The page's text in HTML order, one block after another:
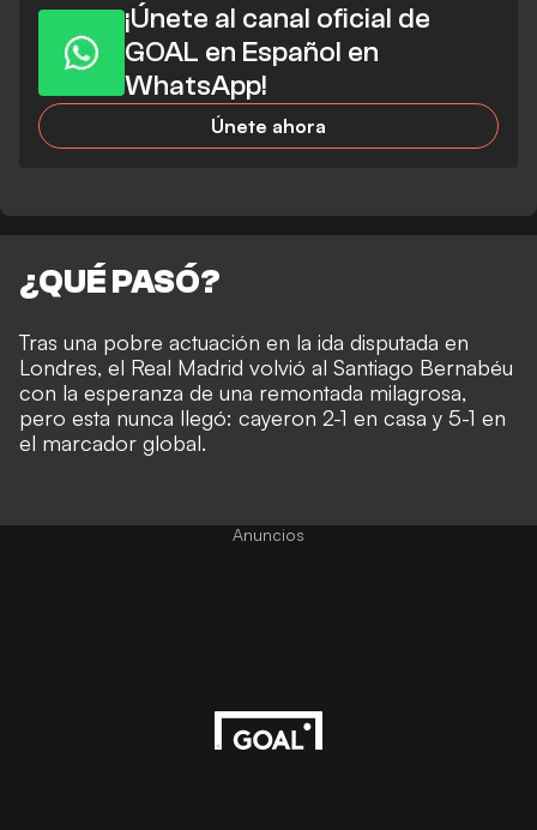
¡Únete al canal oficial de
GOAL en Español en
WhatsApp!
Únete ahora
¿QUÉ PASÓ?
Tras una pobre actuación en la ida disputada en
Londres, el Real Madrid volvió al Santiago Bernabéu
con la esperanza de una remontada milagrosa,
pero esta nunca llegó: cayeron 2-1 en casa y 5-1 en
el marcador global.
Anuncios